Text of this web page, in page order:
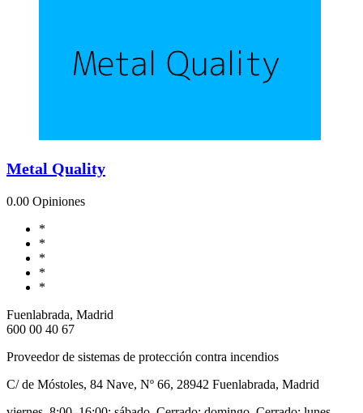
Metal Quality
0.00 Opiniones
*
*
*
*
*
Fuenlabrada, Madrid
600 00 40 67
Proveedor de sistemas de protección contra incendios
C/ de Móstoles, 84 Nave, Nº 66, 28942 Fuenlabrada, Madrid